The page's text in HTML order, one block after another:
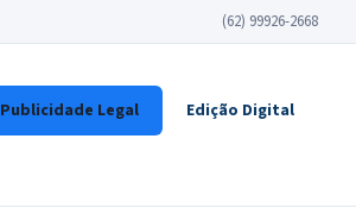
(62) 99926-2668
Publicidade Legal Edição Digital